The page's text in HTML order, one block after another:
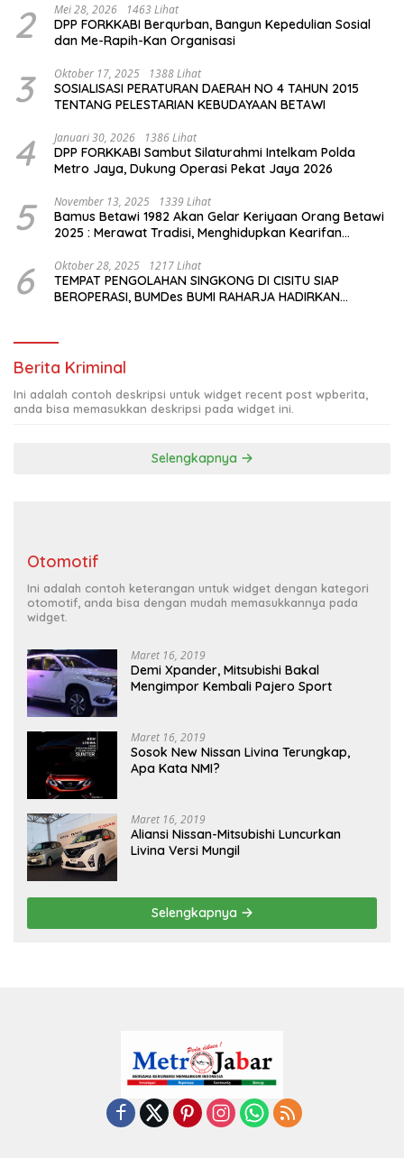
2 Mei 28, 2026 1463 Lihat
DPP FORKKABI Berqurban, Bangun Kepedulian Sosial
dan Me-Rapih-Kan Organisasi
3 Oktober 17, 2025 1388 Lihat
SOSIALISASI PERATURAN DAERAH NO 4 TAHUN 2015
TENTANG PELESTARIAN KEBUDAYAAN BETAWI
4 Januari 30, 2026 1386 Lihat
DPP FORKKABI Sambut Silaturahmi Intelkam Polda
Metro Jaya, Dukung Operasi Pekat Jaya 2026
5 November 13, 2025 1339 Lihat
Bamus Betawi 1982 Akan Gelar Keriyaan Orang Betawi
2025 : Merawat Tradisi, Menghidupkan Kearifan
6 Oktober 28, 2025 1217 Lihat
TEMPAT PENGOLAHAN SINGKONG DI CISITU SIAP
BEROPERASI, BUMDes BUMI RAHARJA HADIRKAN
Berita Kriminal
Ini adalah contoh deskripsi untuk widget recent post wpberita,
anda bisa memasukkan deskripsi pada widget ini.
Selengkapnya
Otomotif
Ini adalah contoh keterangan untuk widget dengan kategori
otomotif, anda bisa dengan mudah memasukkannya pada
widget.
Maret 16, 2019
Demi Xpander, Mitsubishi Bakal
Mengimpor Kembali Pajero Sport
Maret 16, 2019
Sosok New Nissan Livina Terungkap,
Apa Kata NMI?
Maret 16, 2019
Aliansi Nissan-Mitsubishi Luncurkan
Livina Versi Mungil
Selengkapnya